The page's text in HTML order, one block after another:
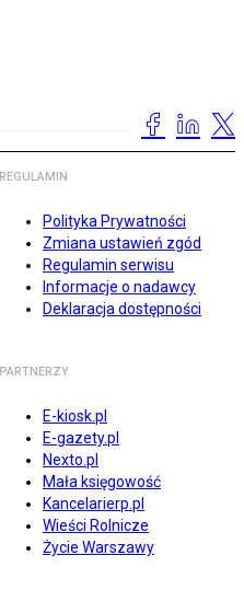
REGULAMIN
Polityka Prywatności
Zmiana ustawień zgód
Regulamin serwisu
Informacje o nadawcy
Deklaracja dostępności
PARTNERZY
E-kiosk.pl
E-gazety.pl
Nexto.pl
Mała księgowość
Kancelarierp.pl
Wieści Rolnicze
Życie Warszawy